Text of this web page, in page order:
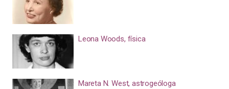
Leona Woods, física
Mareta N. West, astrogeóloga